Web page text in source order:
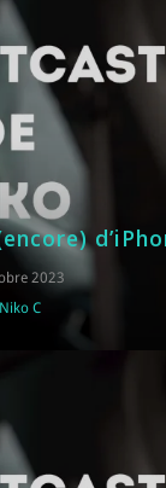
2023
Niko C